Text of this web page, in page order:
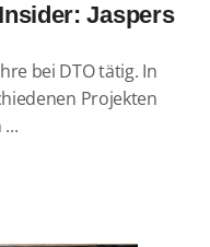
Jaspers
bei DTO tätig. In
Projekten